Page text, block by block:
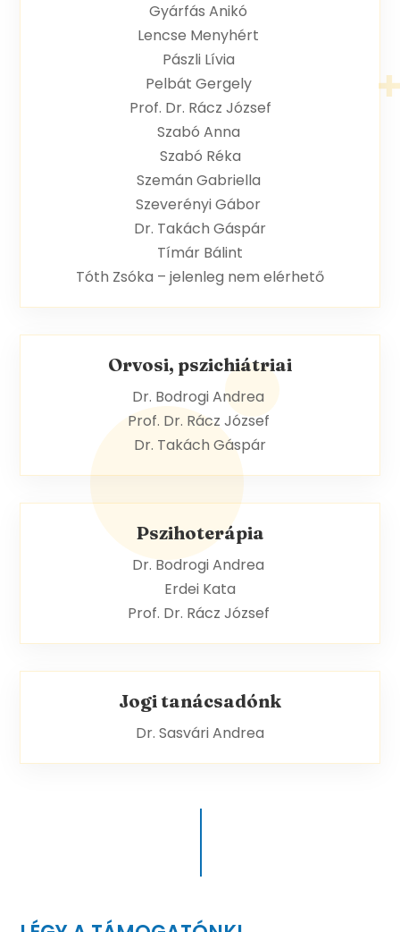
Gyárfás Anikó
Lencse Menyhért
Pászli Lívia
Pelbát Gergely
Prof. Dr. Rácz József
Szabó Anna
Szabó Réka
Szemán Gabriella
Szeverényi Gábor
Dr. Takách Gáspár
Tímár Bálint
Tóth Zsóka – jelenleg nem elérhető
Orvosi, pszichiátriai
Dr. Bodrogi Andrea
Prof. Dr. Rácz József
Dr. Takách Gáspár
Pszihoterápia
Dr. Bodrogi Andrea
Erdei Kata
Prof. Dr. Rácz József
Jogi tanácsadónk
Dr. Sasvári Andrea